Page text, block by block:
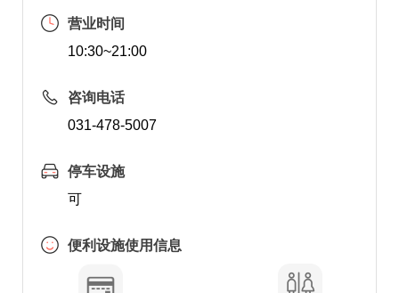
营业时间
10:30~21:00
咨询电话
031-478-5007
停车设施
可
便利设施使用信息